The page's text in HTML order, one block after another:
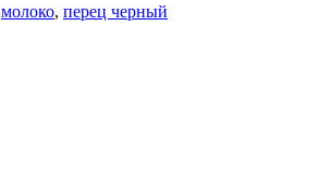
молоко, перец черный